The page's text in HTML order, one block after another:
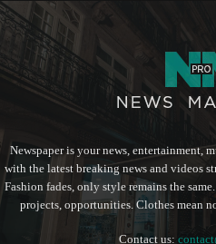
Newspaper is your news, entertainment,
with the latest breaking news and videos
Fashion fades, only style remains the
projects, opportunities. Clothes mean
Contact us: